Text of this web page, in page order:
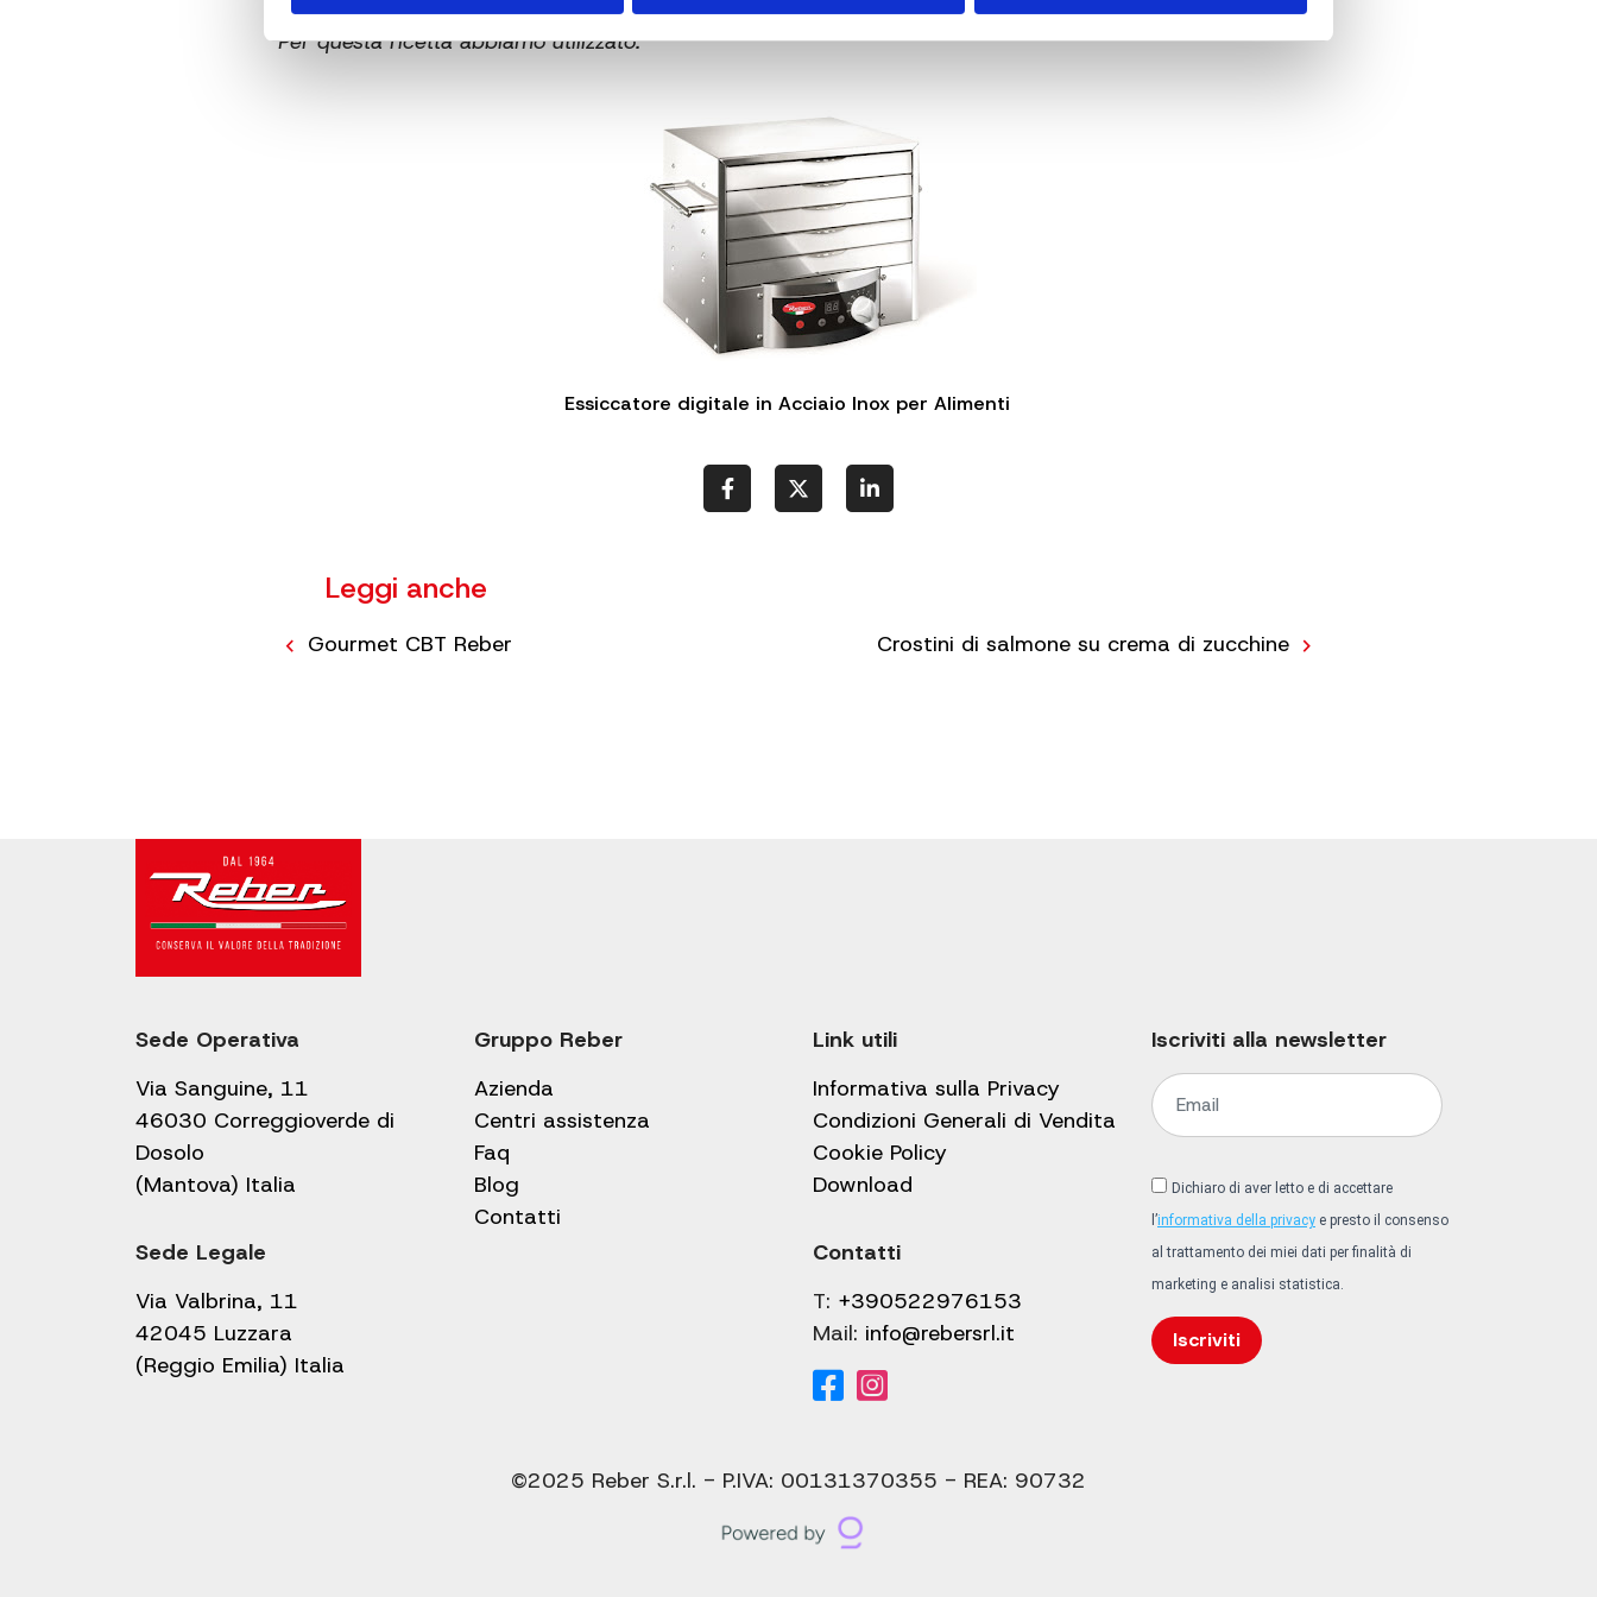
Per questa ricetta abbiamo utilizzato:
Essiccatore digitale in Acciaio Inox per Alimenti
Leggi anche
Navigazione
Gourmet CBT Reber Crostini di salmone su crema di zucchine
Sede Operativa
Via Sanguine, 11
46030 Correggioverde di
Dosolo
(Mantova) Italia
Sede Legale
Via Valbrina, 11
42045 Luzzara
(Reggio Emilia) Italia
Gruppo Reber
Azienda
Centri assistenza
Faq
Blog
Contatti
Link utili
Informativa sulla Privacy
Condizioni Generali di Vendita
Cookie Policy
Download
Contatti
T: +390522976153
Mail: info@rebersrl.it
Iscriviti alla newsletter
Dichiaro di aver letto e di accettare
l’informativa della privacy e presto il consenso
al trattamento dei miei dati per finalità di
marketing e analisi statistica.
Iscriviti
©2025 Reber S.r.l. - P.IVA: 00131370355 - REA: 90732